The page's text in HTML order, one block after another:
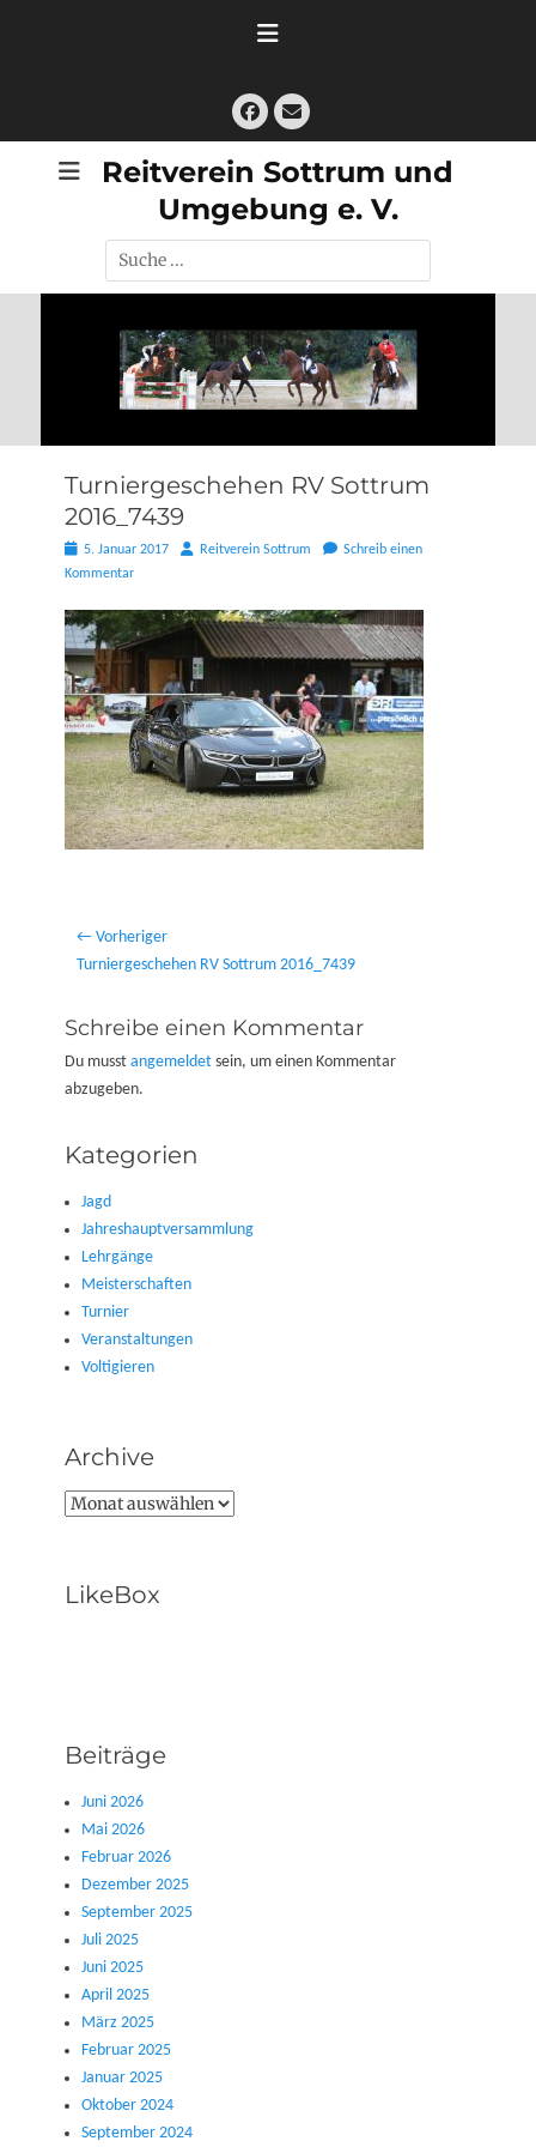
Facebook
E-
Mail
Reitverein Sottrum und
Umgebung e. V.
Suche
nach:
Turniergeschehen RV Sottrum
2016_7439
Posted
on
5. Januar 2017 AutorReitverein Sottrum
Schreib einen
Kommentar
Beitragsnavigation
← Vorheriger
Vorheriger
Turniergeschehen RV Sottrum 2016_7439
Schreibe einen Kommentar
Du musst angemeldet sein, um einen Kommentar
abzugeben.
Kategorien
Jagd
Jahreshauptversammlung
Lehrgänge
Meisterschaften
Turnier
Veranstaltungen
Voltigieren
Archive
Archive
LikeBox
Beiträge
Juni 2026
Mai 2026
Februar 2026
Dezember 2025
September 2025
Juli 2025
Juni 2025
April 2025
März 2025
Februar 2025
Januar 2025
Oktober 2024
September 2024